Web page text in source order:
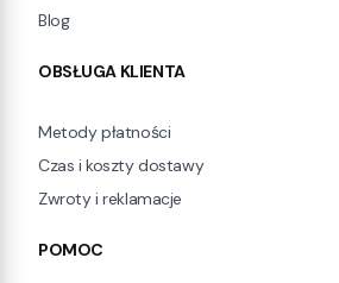
Blog
OBSŁUGA KLIENTA
Metody płatności
Czas i koszty dostawy
Zwroty i reklamacje
POMOC